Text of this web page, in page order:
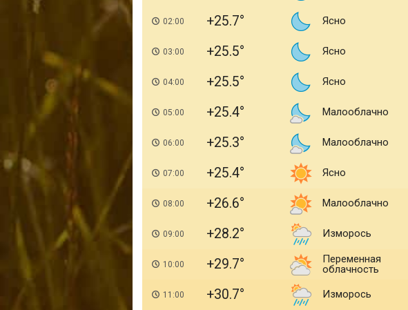
02:00 +25.7 Ясно
03:00 +25.5 Ясно
04:00 +25.5 Ясно
05:00 +25.4 Малооблачно
06:00 +25.3 Малооблачно
07:00 +25.4 Ясно
08:00 +26.6 Малооблачно
09:00 +28.2 Изморось
10:00 +29.7
Переменная
облачность
11:00 +30.7 Изморось